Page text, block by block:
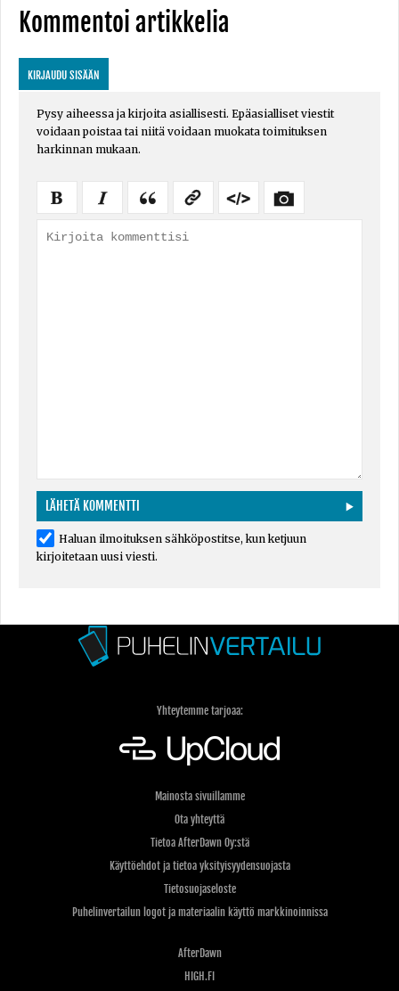
Kommentoi artikkelia
KIRJAUDU SISÄÄN
Pysy aiheessa ja kirjoita asiallisesti. Epäasialliset viestit
voidaan poistaa tai niitä voidaan muokata toimituksen
harkinnan mukaan.
Haluan ilmoituksen sähköpostitse, kun ketjuun
kirjoitetaan uusi viesti.
Yhteytemme tarjoaa:
Mainosta sivuillamme
Ota yhteyttä
Tietoa AfterDawn Oy:stä
Käyttöehdot ja tietoa yksityisyydensuojasta
Tietosuojaseloste
Puhelinvertailun logot ja materiaalin käyttö markkinoinnissa
AfterDawn
HIGH.FI